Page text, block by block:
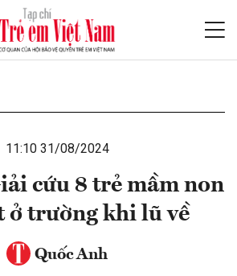
11:10 31/08/2024
cứu 8 trẻ mầm non
ở trường khi lũ về
Quốc Anh